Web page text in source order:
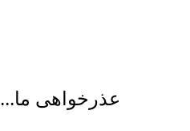
عذرخواهی ما...